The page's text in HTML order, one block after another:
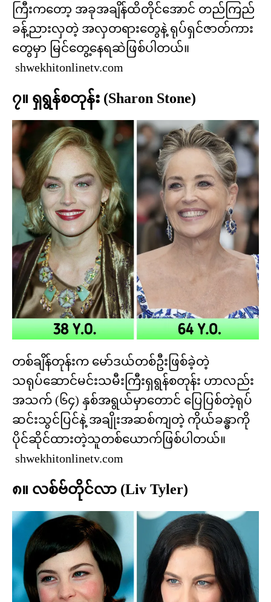
ကြီးကတော့ အခုအချိန်ထိတိုင်အောင် တည်ကြည်
ခန့်ညားလှတဲ့ အလှတရားတွေနဲ့ ရုပ်ရှင်ဇာတ်ကား
တွေမှာ မြင်တွေ့နေရဆဲဖြစ်ပါတယ်။
shwekhitonlinetv.com
၇။ ရှရွန်စတုန်း (Sharon Stone)
တစ်ချိန်တုန်းက မော်ဒယ်တစ်ဦးဖြစ်ခဲ့တဲ့
သရုပ်ဆောင်မင်းသမီးကြီးရှရွန်စတုန်း ဟာလည်း
အသက် (၆၄) နှစ်အရွယ်မှာတောင် ပြေပြစ်တဲ့ရုပ်
ဆင်းသွင်ပြင်နဲ့ အချိုးအဆစ်ကျတဲ့ ကိုယ်ခန္ဓာကို
ပိုင်ဆိုင်ထားတဲ့သူတစ်ယောက်ဖြစ်ပါတယ်။
shwekhitonlinetv.com
၈။ လစ်ဗ်တိုင်လာ (Liv Tyler)